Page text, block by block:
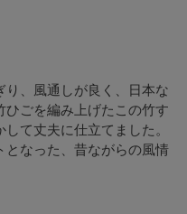
、風通しが良く、日本な
ひごを編み上げたこの竹す
て丈夫に仕立てました。
となった、昔ながらの風情